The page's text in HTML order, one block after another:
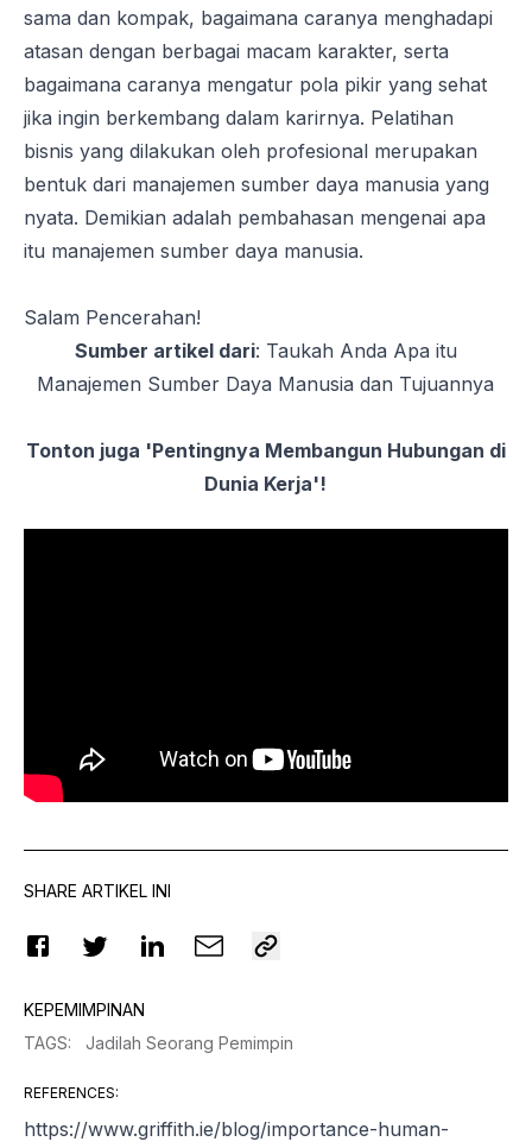
sama dan kompak, bagaimana caranya menghadapi
atasan dengan berbagai macam karakter, serta
bagaimana caranya mengatur pola pikir yang sehat
jika ingin berkembang dalam karirnya. Pelatihan
bisnis yang dilakukan oleh profesional merupakan
bentuk dari manajemen sumber daya manusia yang
nyata. Demikian adalah pembahasan mengenai apa
itu manajemen sumber daya manusia.
Salam Pencerahan!
Sumber artikel dari: Taukah Anda Apa itu
Manajemen Sumber Daya Manusia dan Tujuannya
Tonton juga 'Pentingnya Membangun Hubungan di
Dunia Kerja'!
SHARE ARTIKEL INI
KEPEMIMPINAN
TAGS: Jadilah Seorang Pemimpin
REFERENCES:
https://www.griffith.ie/blog/importance-human-